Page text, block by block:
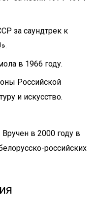
за саундтрек к
в 1966 году.
Российской
и искусство.
в 2000 году в
российских